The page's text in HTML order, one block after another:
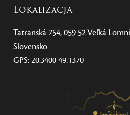
Lokalizacja
Tatranská 754, 059 52 Veľká
Slovensko
GPS: 20.3400 49.1370